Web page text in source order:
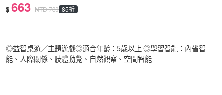
$ 663 NTD780 85折
◎益智桌遊／主題遊戲◎適合年齡：5歲以上 ◎學習智能：內省智
能、人際關係、肢體動覺、自然觀察、空間智能